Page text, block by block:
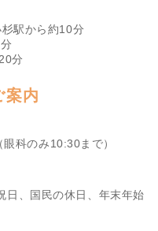
駅から約10分
分
案内
科のみ10:30まで）
日、国民の休日、年末年始